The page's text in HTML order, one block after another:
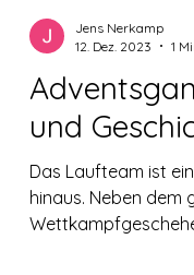
Neues un
und
Das Laufteam ist
hinaus. Neben dem
Jens Nerkamp
12. Dez. 2023
1